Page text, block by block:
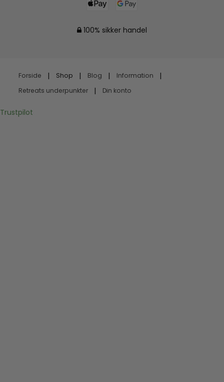
100% sikker handel
Forside Shop Blog
Information
Retreats underpunkter
Din konto
Trustpilot